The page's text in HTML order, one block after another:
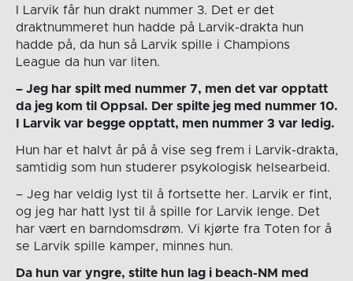
I Larvik får hun drakt nummer 3. Det er det
draktnummeret hun hadde på Larvik-drakta hun
hadde på, da hun så Larvik spille i Champions
League da hun var liten.
– Jeg har spilt med nummer 7, men det var opptatt
da jeg kom til Oppsal. Der spilte jeg med nummer 10.
I Larvik var begge opptatt, men nummer 3 var ledig.
Hun har et halvt år på å vise seg frem i Larvik-drakta,
samtidig som hun studerer psykologisk helsearbeid.
– Jeg har veldig lyst til å fortsette her. Larvik er fint,
og jeg har hatt lyst til å spille for Larvik lenge. Det
har vært en barndomsdrøm. Vi kjørte fra Toten for å
se Larvik spille kamper, minnes hun.
Da hun var yngre, stilte hun lag i beach-NM med